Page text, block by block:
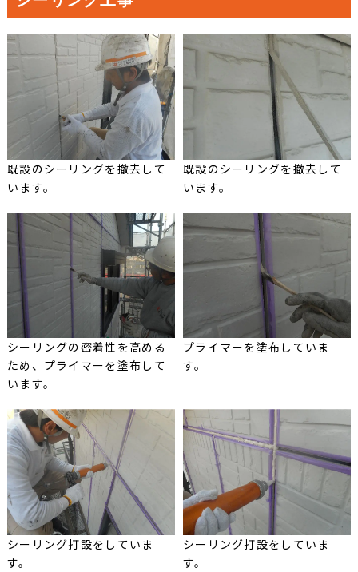
既設のシーリングを撤去して
います。
既設のシーリングを撤去して
います。
シーリングの密着性を高める
ため、プライマーを塗布して
います。
プライマーを塗布していま
す。
シーリング打設をしていま
す。
シーリング打設をしていま
す。